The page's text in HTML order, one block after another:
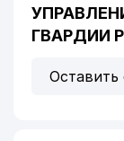
ГВАРДИИ
Оставить